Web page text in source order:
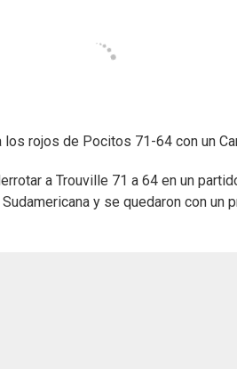
rojos de Pocitos 71-64 con un
a Trouville 71 a 64 en un
y se quedaron con un